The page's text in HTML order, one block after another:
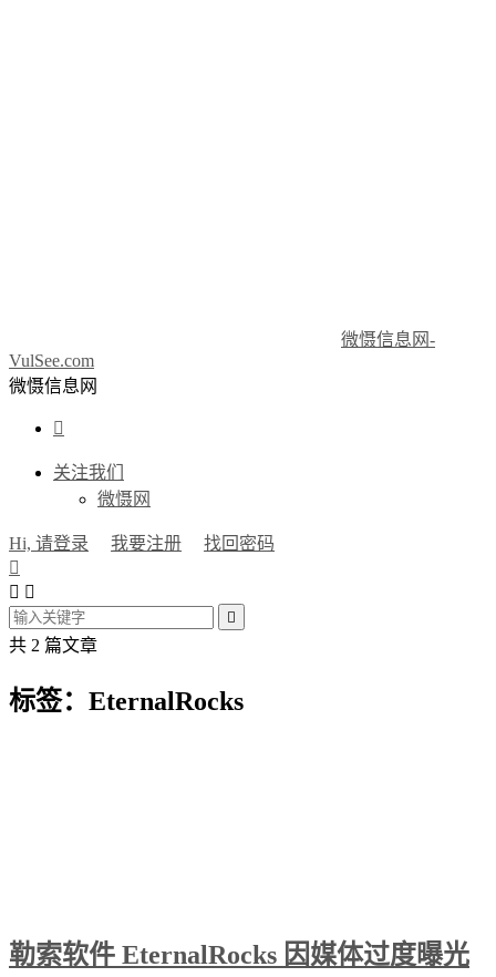
微慑信息网-
VulSee.com
微慑信息网

关注我们
微慑网
Hi, 请登录 我要注册
找回密码

 

共 2 篇文章
标签：EternalRocks
勒索软件 EternalRocks 因媒体过度曝光